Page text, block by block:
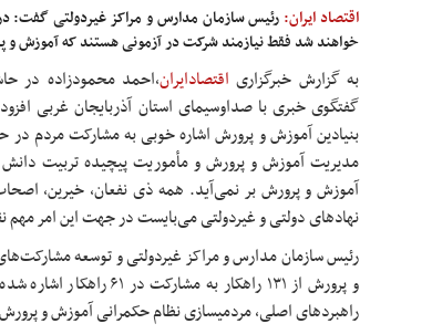
اقتصاد ایران: رئیس سازمان مدارس و مراکز غیردولتی گفت:
خواهند شد فقط نیازمند شرکت در آزمونی هستند که آموزش و
به گزارش خبرگزاری اقتصادایران،احمد محمودزاده در
گفتگوی خبری با صداوسیمای استان آذربایجان غربی
بنیادین آموزش و پرورش اشاره خوبی به مشارکت مردم
مدیریت آموزش و پرورش و مأموریت پیچیده تربیت
آموزش و پرورش بر نمی‌آید. همهذینفعان، خیرین،
نهادهای دولتی و غیردولتی می‌بایست در جهت این امر مهم
رئیس سازمان مدارس و مراکز غیردولتی و توسعه
و پرورش از ۱۳۱ راهکار
راهبردهای اصلی، مردمی‎سازی نظام حکمرانی آموزش و پرورش است.